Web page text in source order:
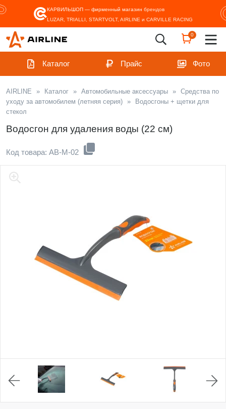
КАРВИЛЬШОП — фирменный магазин брендов
LUZAR, TRIALLI, STARTVOLT, AIRLINE и CARVILLE RACING
0
Каталог Прайс Фото
AIRLINE » Каталог » Автомобильные аксессуары » Средства по
уходу за автомобилем (летняя серия) »
Водосгоны + щетки для
стекол
Водосгон для удаления воды (22 см)
Код товара: AB-M-02